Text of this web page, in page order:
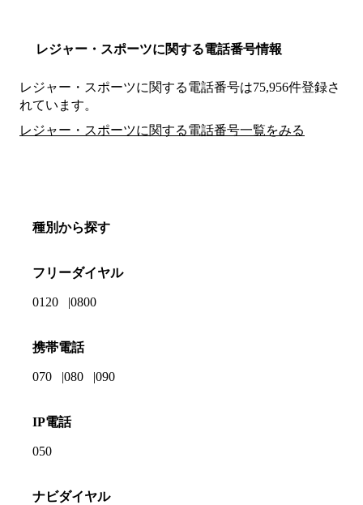
レジャー・スポーツに関する電話番号情報
レジャー・スポーツに関する電話番号は75,956件登録さ
れています。
レジャー・スポーツに関する電話番号一覧をみる
種別から探す
フリーダイヤル
0120 0800
携帯電話
070 080 090
IP電話
050
ナビダイヤル